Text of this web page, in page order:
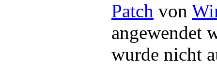
Patch von
angewendet
wurde nicht